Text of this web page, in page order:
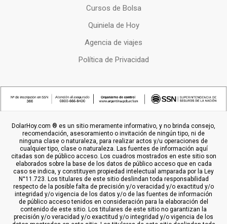
Cursos de Bolsa
Quiniela de Hoy
Agencia de viajes
Política de Privacidad
DolarHoy.com ® es un sitio meramente informativo, y no brinda consejo,
recomendación, asesoramiento o invitación de ningún tipo, ni de
ninguna clase o naturaleza, para realizar actos y/u operaciones de
cualquier tipo, clase o naturaleza. Las fuentes de información aquí
citadas son de público acceso. Los cuadros mostrados en este sitio son
elaborados sobre la base de los datos de público acceso que en cada
caso se indica, y constituyen propiedad intelectual amparada por la Ley
N°11.723. Los titulares de este sitio deslindan toda responsabilidad
respecto de la posible falta de precisión y/o veracidad y/o exactitud y/o
integridad y/o vigencia de los datos y/o de las fuentes de información
de público acceso tenidos en consideración para la elaboración del
contenido de este sitio. Los titulares de este sitio no garantizan la
precisión y/o veracidad y/o exactitud y/o integridad y/o vigencia de los